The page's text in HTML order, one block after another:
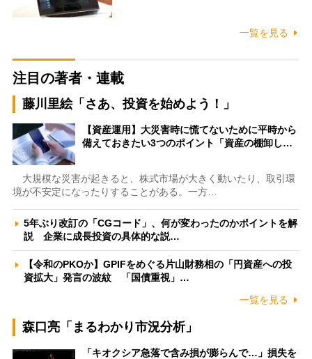
一覧を見る
注目の著者・連載
藤川里絵「さあ、投資を始めよう！」
【資産運用】大災害時に慌てないために平時から
備えておきたい3つのポイント「資産の棚卸し…
大規模な災害が起きると、株式市場が大きく動いたり、取引環
境が不安定になったりすることがある。一方…
5年ぶり改訂の「CGコード」、何が変わったのかポイントを解
説 企業に成長投資の具体的な説…
【令和のPKOか】GPIFをめぐる片山財務相の「円資産への投
資拡大」発言の波紋 「国債重視」…
一覧を見る
森口亮「まるわかり市況分析」
「キオクシア急落で含み損が膨らんで…」損失を